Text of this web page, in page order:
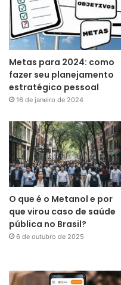
Metas para 2024: como
fazer seu planejamento
estratégico pessoal
16 de janeiro de 2024
O que é o Metanol e por
que virou caso de saúde
pública no Brasil?
6 de outubro de 2025